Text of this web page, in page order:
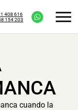
408 616
154 203
cuando la